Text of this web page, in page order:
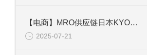
【电商】MRO供应链日本KYOWA共和 通用箔式应变片KFGS-2-350-D1-23
2025-07-21